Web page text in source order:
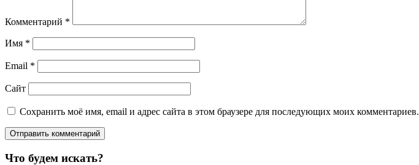
Комментарий *
Имя *
Email *
Сайт
Сохранить моё имя, email и адрес сайта в этом браузере для последующих моих комментариев.
Что будем искать?